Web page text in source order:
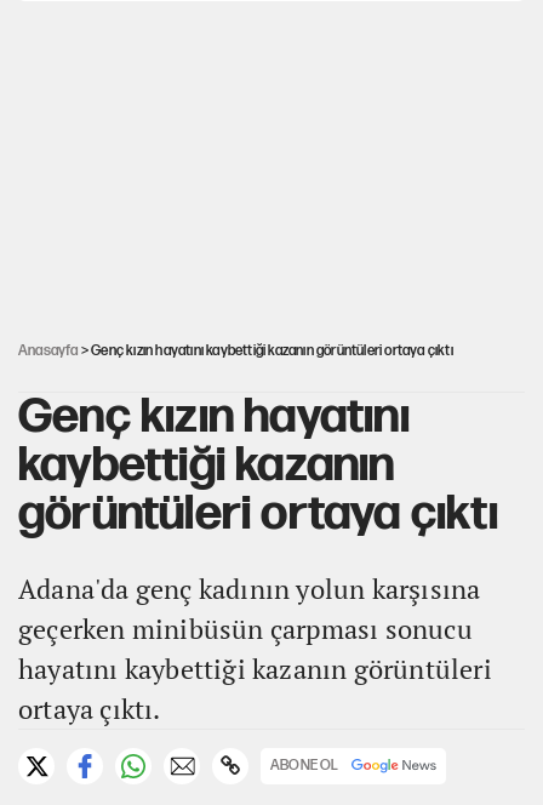
Anasayfa > Genç kızın hayatını kaybettiği kazanın görüntüleri ortaya çıktı
Genç kızın hayatını
kaybettiği kazanın
görüntüleri ortaya çıktı
Adana'da genç kadının yolun karşısına
geçerken minibüsün çarpması sonucu
hayatını kaybettiği kazanın görüntüleri
ortaya çıktı.
ABONE OL